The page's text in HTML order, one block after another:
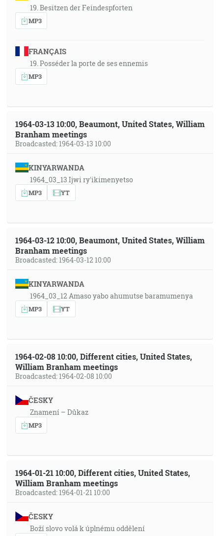
19. Besitzen der Feindespforten
MP3
FRANÇAIS
19. Posséder la porte de ses ennemis
MP3
1964-03-13 10:00, Beaumont, United States, William
Branham meetings
Broadcasted: 1964-03-13 10:00
KINYARWANDA
1964_03_13 Ijwi ry'ikimenyetso
MP3 YT
1964-03-12 10:00, Beaumont, United States, William
Branham meetings
Broadcasted: 1964-03-12 10:00
KINYARWANDA
1964_03_12 Amaso yabo ahumutse baramumenya
MP3 YT
1964-02-08 10:00, Different cities, United States,
William Branham meetings
Broadcasted: 1964-02-08 10:00
ČESKY
Znamení – Důkaz
MP3
1964-01-21 10:00, Different cities, United States,
William Branham meetings
Broadcasted: 1964-01-21 10:00
ČESKY
Boží slovo volá k úplnému oddělení